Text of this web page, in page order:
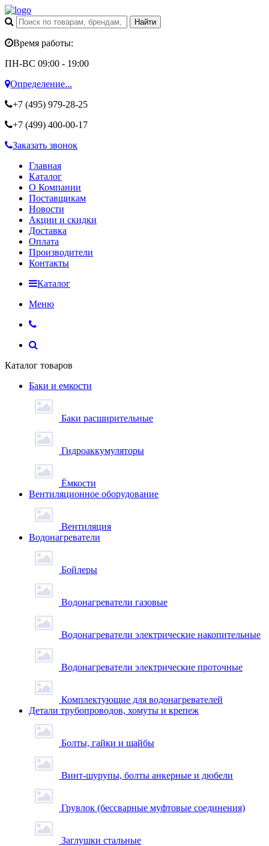
Время работы:
ПН-ВС 09:00 - 19:00
Определение...
+7 (495) 979-28-25
+7 (499) 400-00-17
Заказать звонок
Главная
Каталог
О Компании
Поставщикам
Новости
Акции и скидки
Доставка
Оплата
Производители
Контакты
Каталог
Меню
Каталог товаров
Баки и емкости
Баки расширительные
Гидроаккумуляторы
Ёмкости
Вентиляционное оборудование
Вентиляция
Водонагреватели
Бойлеры
Водонагреватели газовые
Водонагреватели электрические накопительные
Водонагреватели электрические проточные
Комплектующие для водонагревателей
Детали трубопроводов, хомуты и крепеж
Болты, гайки и шайбы
Винт-шурупы, болты анкерные и дюбели
Грувлок (бессварные муфтовые соединения)
Заглушки стальные